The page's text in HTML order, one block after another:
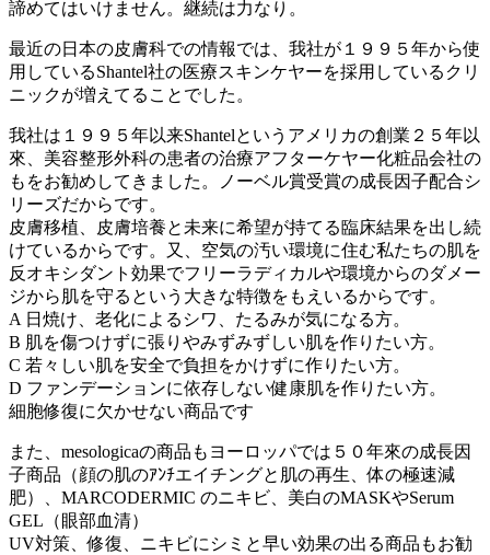
諦めてはいけません。継続は力なり。
最近の日本の皮膚科での情報では、我社が１９９５年から使
用しているShantel社の医療スキンケヤーを採用しているクリ
ニックが増えてることでした。
我社は１９９５年以来Shantelというアメリカの創業２５年以
來、美容整形外科の患者の治療アフターケヤー化粧品会社の
もをお勧めしてきました。ノーベル賞受賞の成長因子配合シ
リーズだからです。
皮膚移植、皮膚培養と未来に希望が持てる臨床結果を出し続
けているからです。又、空気の汚い環境に住む私たちの肌を
反オキシダント効果でフリーラディカルや環境からのダメー
ジから肌を守るという大きな特徴をもえいるからです。
A 日焼け、老化によるシワ、たるみが気になる方。
B 肌を傷つけずに張りやみずみずしい肌を作りたい方。
C 若々しい肌を安全で負担をかけずに作りたい方。
D ファンデーションに依存しない健康肌を作りたい方。
細胞修復に欠かせない商品です
また、mesologicaの商品もヨーロッパでは５０年來の成長因
子商品（顔の肌のｱﾝﾁエイチングと肌の再生、体の極速減
肥）、MARCODERMIC のニキビ、美白のMASKやSerum
GEL（眼部血清）
UV対策、修復、ニキビにシミと早い効果の出る商品もお勧